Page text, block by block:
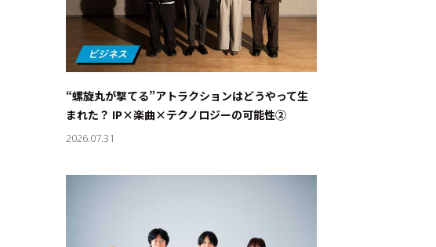
“螺旋丸が撃てる”アトラクションはどうやって生
まれた？ IP×楽曲×テクノロジーの可能性②
2026.07.31